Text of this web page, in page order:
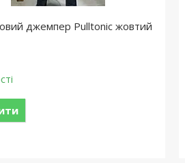
джемпер Pulltonic жовтий